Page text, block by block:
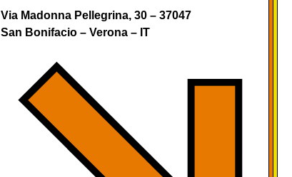
Via Madonna Pellegrina, 30 – 37047
San Bonifacio – Verona – IT